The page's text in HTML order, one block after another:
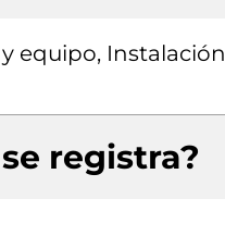
equipo, Instalación
registra?